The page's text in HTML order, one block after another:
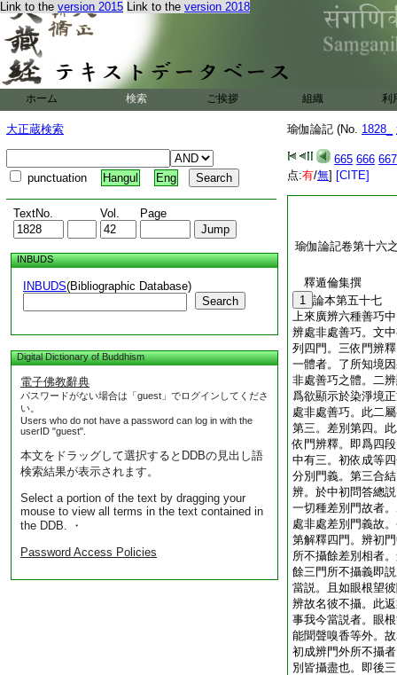
Link to the version 2015 Link to the version 2018
ホーム 検索 ご挨拶 組織 利
大正蔵検索
punctuation Hangul Eng
TextNo. Vol. Page
INBUDS
INBUDS(Bibliographic Database)
Search
Digital Dictionary of Buddhism
電子佛教辭典
パスワードがない場合は「guest」でログインしてくださ
い。
Users who do not have a password can log in with the
userID "guest".
本文をドラッグして選択するとDDBの見出し語
検索結果が表示されます。
Select a portion of the text by dragging your
mouse to view all terms in the text contained in
the DDB. ・
Password Access Policies
瑜伽論記 (No. 1828_
665 666 667
点:有/無] [CITE]
瑜伽論記卷第十六
釋遁倫集撰
1 論本第五十七
上來廣辨六種善巧
辨處非處善巧。文
列四門。三依門辨
一體者。了所知境
非處善巧之體。二
爲欲顯示於染淨境
處非處善巧。此二
第三。差別第四。
依門辨釋。即爲四
中有三。初依成等
分別門義。第三合
辨。於中初問答總
一切種差別門故者
處非處差別門義故
第解釋四門。辨初
所不攝餘差別相者
餘三門所不攝義即
當説。且如眼根望
辨故名彼不攝。此
事我今當説者。眼
能聞聲嗅香等外。
初成辨門外所不攝
別皆攝盡也。即後